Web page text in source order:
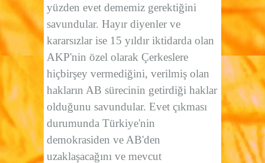
yüzden evet dememiz gerektiğini
savundular. Hayır diyenler ve
kararsızlar ise 15 yıldır iktidarda olan
AKP'nin özel olarak Çerkeslere
hiçbirşey vermediğini, verilmiş olan
hakların AB sürecinin getirdiği haklar
olduğunu savundular. Evet çıkması
durumunda Türkiye'nin
demokrasiden ve AB'den
uzaklaşacağını ve mevcut